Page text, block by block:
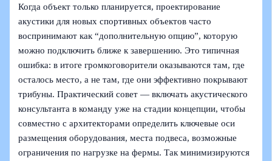
Когда объект только планируется, проектирование
акустики для новых спортивных объектов часто
воспринимают как “дополнительную опцию”, которую
можно подключить ближе к завершению. Это типичная
ошибка: в итоге громкоговорители оказываются там, где
осталось место, а не там, где они эффективно покрывают
трибуны. Практический совет — включать акустического
консультанта в команду уже на стадии концепции, чтобы
совместно с архитекторами определить ключевые оси
размещения оборудования, места подвеса, возможные
ограничения по нагрузке на фермы. Так минимизируются